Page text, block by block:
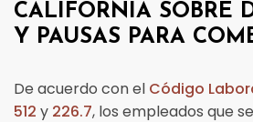
CALIFORNIA SOBRE
Y PAUSAS PARA
De acuerdo con el Código
512 y 226.7, los empleados que